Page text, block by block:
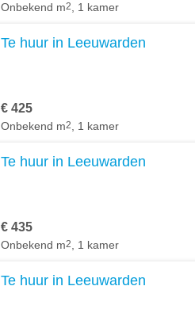
Onbekend m2 , 1 kamer
Te huur in Leeuwarden
€ 425
Onbekend m2 , 1 kamer
Te huur in Leeuwarden
€ 435
Onbekend m2 , 1 kamer
Te huur in Leeuwarden